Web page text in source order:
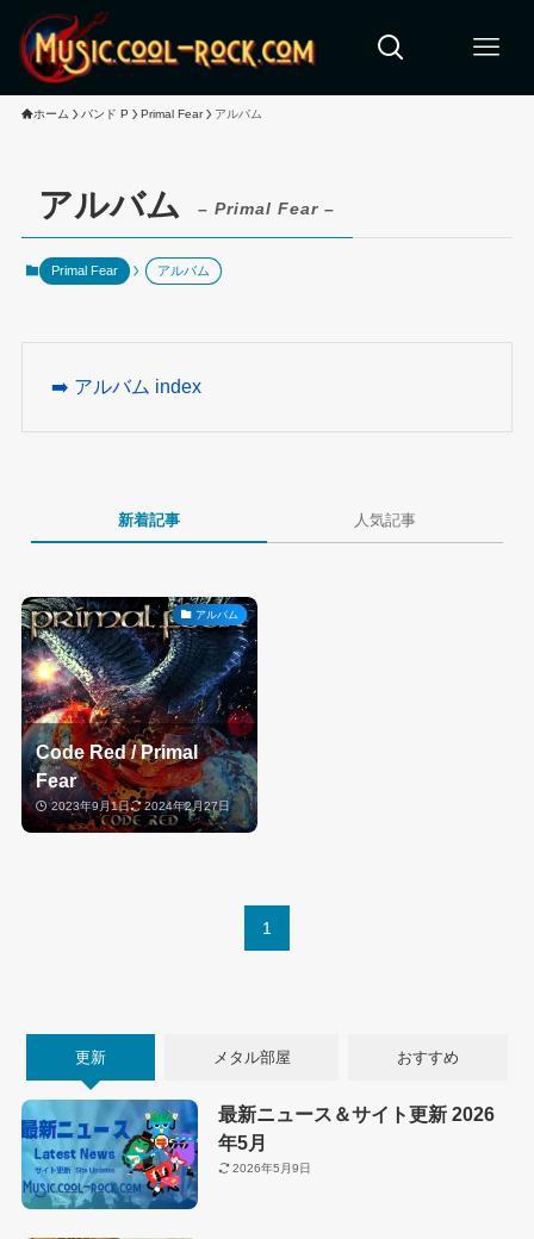
ホーム バンド P Primal Fear アルバム
アルバム – Primal Fear –
Primal Fear アルバム
➡️ アルバム index
新着記事 人気記事
アルバム
Code Red / Primal
Fear
2023年9月1日 2024年2月27日
1
更新 メタル部屋 おすすめ
最新ニュース＆サイト更新 2026
年5月
2026年5月9日